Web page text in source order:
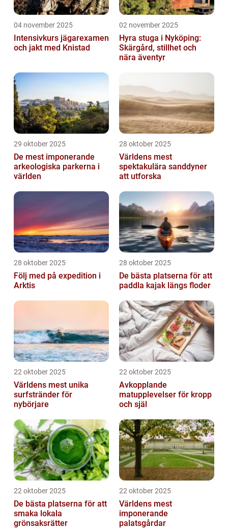
04 november 2025
Intensivkurs jägarexamen
och jakt med Knistad
02 november 2025
Hyra stuga i Nyköping:
Skärgård, stillhet och
nära äventyr
29 oktober 2025
De mest imponerande
arkeologiska parkerna i
världen
28 oktober 2025
Världens mest
spektakulära sanddyner
att utforska
28 oktober 2025
Följ med på expedition i
Arktis
28 oktober 2025
De bästa platserna för att
paddla kajak längs floder
22 oktober 2025
Världens mest unika
surfstränder för
nybörjare
22 oktober 2025
Avkopplande
matupplevelser för kropp
och själ
22 oktober 2025
De bästa platserna för att
smaka lokala
grönsaksrätter
22 oktober 2025
Världens mest
imponerande
palatsgårdar